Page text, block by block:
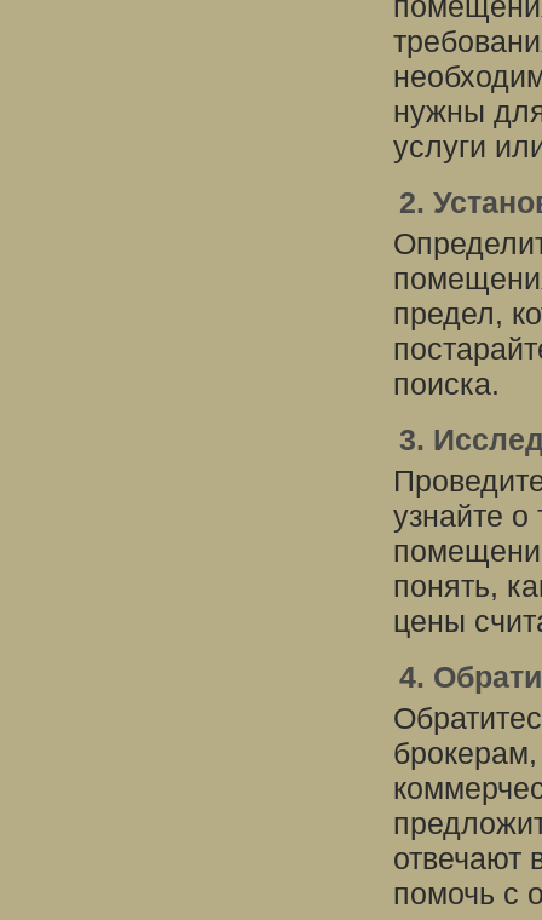
нужны
услуги
2.
предел,
поиска.
3.
узнайте
понять,
цены
4.
отвечают
помочь с